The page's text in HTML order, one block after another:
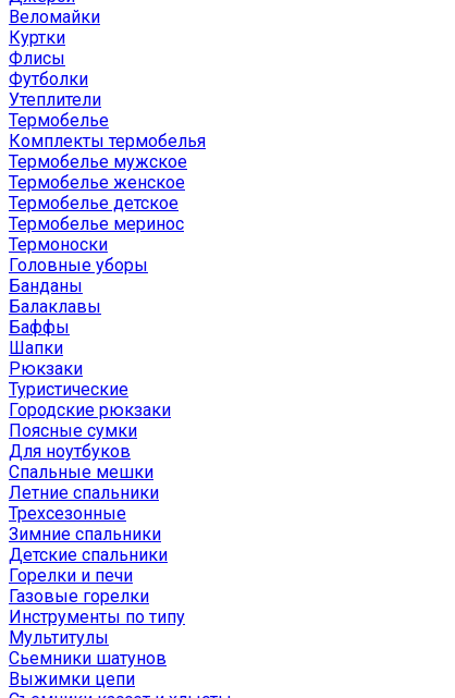
Веломайки
Куртки
Флисы
Футболки
Утеплители
Термобелье
Комплекты термобелья
Термобелье мужское
Термобелье женское
Термобелье детское
Термобелье меринос
Термоноски
Головные уборы
Банданы
Балаклавы
Баффы
Шапки
Рюкзаки
Туристические
Городские рюкзаки
Поясные сумки
Для ноутбуков
Спальные мешки
Летние спальники
Трехсезонные
Зимние спальники
Детские спальники
Горелки и печи
Газовые горелки
Инструменты по типу
Мультитулы
Сьемники шатунов
Выжимки цепи